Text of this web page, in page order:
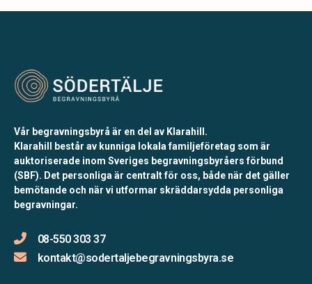
Vår begravningsbyrå är en del av Klarahill.
Klarahill består av kunniga lokala familjeföretag som är
auktoriserade inom Sveriges begravningsbyråers förbund
(SBF). Det personliga är centralt för oss, både när det gäller
bemötande och när vi utformar skräddarsydda personliga
begravningar.
08-550 303 37
kontakt@sodertaljebegravningsbyra.se